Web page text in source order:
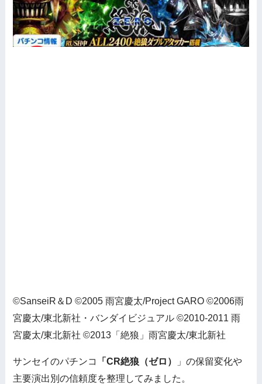
©SanseiR＆D ©2005 雨宮慶太/Project GARO ©2006雨
宮慶太/東北新社・バンダイビジュアル ©2010-2011 雨
宮慶太/東北新社 ©2013「絶狼」雨宮慶太/東北新社
サンセイのパチンコ 「CR絶狼（ゼロ）
」の保留変化や
主要演出別の信頼度を整理してみました。